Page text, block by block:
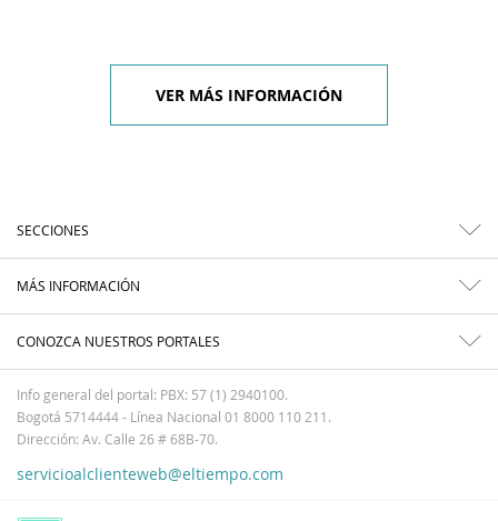
VER MÁS INFORMACIÓN
SECCIONES
MÁS INFORMACIÓN
CONOZCA NUESTROS PORTALES
Info general del portal: PBX: 57 (1) 2940100.
Bogotá 5714444 - Línea Nacional 01 8000 110 211.
Dirección: Av. Calle 26 # 68B-70.
servicioalclienteweb@eltiempo.com